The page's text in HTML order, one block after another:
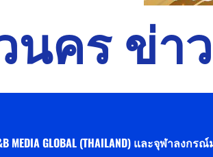
นคร ข่า
GLOBAL (THAILAND) และจุฬาลง